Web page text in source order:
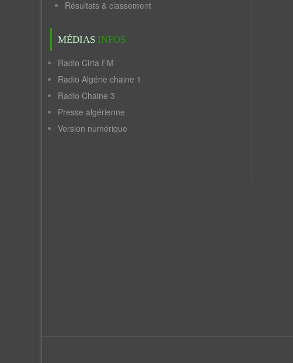
Résultats & classement
MÉDIAS INFOS
Radio Cirta FM
Radio Algérie chaine 1
Radio Chaine 3
Presse algérienne
Version numérique